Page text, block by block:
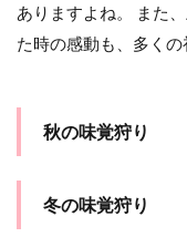
ありますよね。 また
た時の感動も、多くの
秋の味覚狩り
冬の味覚狩り